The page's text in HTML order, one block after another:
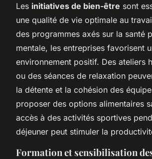
Les initiatives de bien-être sont
une qualité de vie optimale au
des programmes axés sur la santé
mentale, les entreprises favorisent
environnement positif. Des ateliers
ou des séances de relaxation
la détente et la cohésion des
proposer des options alimentaires
accès à des activités sportives
déjeuner peut stimuler la
Formation et sensibilisation